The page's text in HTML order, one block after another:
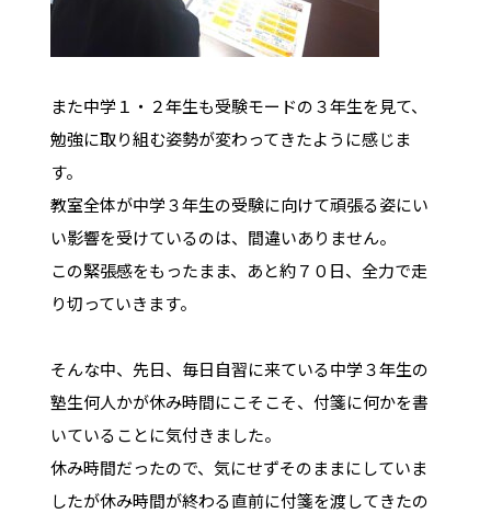
また中学１・２年生も受験モードの３年生を見て、
勉強に取り組む姿勢が変わってきたように感じま
す。
教室全体が中学３年生の受験に向けて頑張る姿にい
い影響を受けているのは、間違いありません。
この緊張感をもったまま、あと約７０日、全力で走
り切っていきます。
そんな中、先日、毎日自習に来ている中学３年生の
塾生何人かが休み時間にこそこそ、付箋に何かを書
いていることに気付きました。
休み時間だったので、気にせずそのままにしていま
したが休み時間が終わる直前に付箋を渡してきたの